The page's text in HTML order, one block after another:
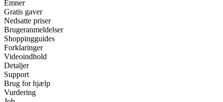
Emner
Gratis gaver
Nedsatte priser
Brugeranmeldelser
Shoppingguides
Forklaringer
Videoindhold
Detaljer
Support
Brug for hjælp
Vurdering